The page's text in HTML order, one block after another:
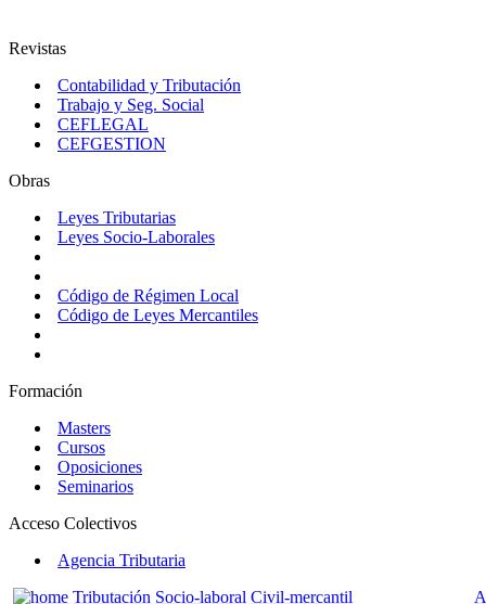
Revistas
Contabilidad y Tributación
Trabajo y Seg. Social
CEFLEGAL
CEFGESTION
Obras
Leyes Tributarias
Leyes Socio-Laborales
Código de Régimen Local
Código de Leyes Mercantiles
Formación
Masters
Cursos
Oposiciones
Seminarios
Acceso Colectivos
Agencia Tributaria
Tributación Socio-laboral Civil-mercantil